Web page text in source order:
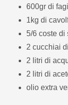
600gr di
1kg di
5/6 coste di
2 cucchiai
2 litri di
2 litri di
olio extra